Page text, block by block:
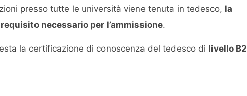
presso tutte le università viene tenuta in tedesco, la
necessario per l’ammissione.
la certificazione di conoscenza del tedesco di livello B2